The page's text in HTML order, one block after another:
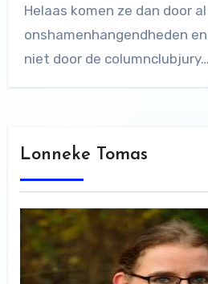
Helaas komen ze dan door
onshamenhangendheden
niet door de columnclubjury…
Lonneke Tomas